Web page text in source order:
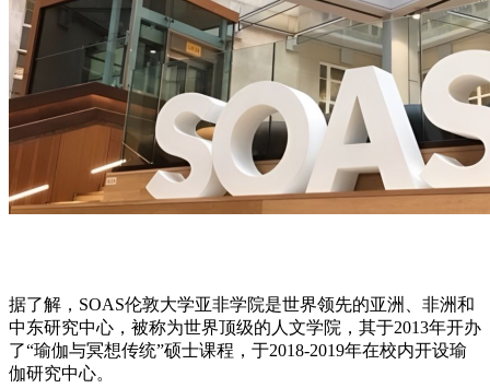
据了解，SOAS伦敦大学亚非学院是世界领先的亚洲、非洲和
中东研究中心，被称为世界顶级的人文学院，其于2013年开办
了“瑜伽与冥想传统”硕士课程，于2018-2019年在校内开设瑜
伽研究中心。